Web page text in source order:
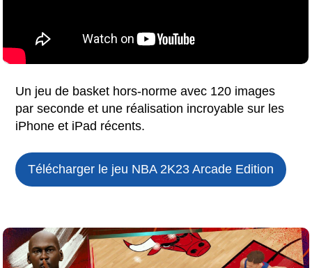
Un jeu de basket hors-norme avec 120 images
par seconde et une réalisation incroyable sur les
iPhone et iPad récents.
Télécharger le jeu NBA 2K23 Arcade Edition